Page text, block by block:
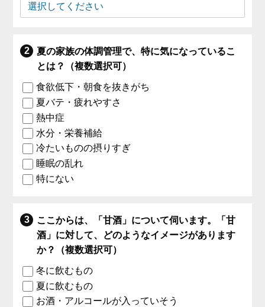
夏の家族の体調管理で、特に気になっているこ
とは？（複数選択可）
食欲低下・朝食を抜きがち
夏バテ・疲れやすさ
熱中症
水分・栄養補給
冷たいものの摂りすぎ
睡眠の乱れ
特にない
ここからは、「甘酒」について伺います。「甘
酒」に対して、どのようなイメージがあります
か？（複数選択可）
冬に飲むもの
夏に飲むもの
お酒・アルコールが入っていそう